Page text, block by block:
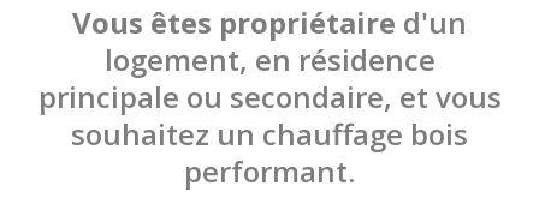
Vous êtes propriétaire d'un
logement, en résidence
principale ou secondaire, et vous
souhaitez un chauffage bois
performant.